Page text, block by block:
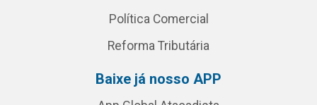
Política Comercial
Reforma Tributária
Baixe já nosso APP